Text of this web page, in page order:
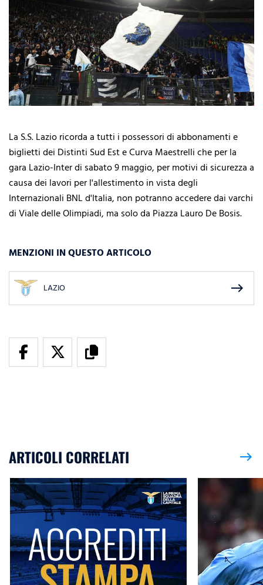
La S.S. Lazio ricorda a tutti i possessori di abbonamenti e
biglietti dei Distinti Sud Est e Curva Maestrelli che per la
gara Lazio-Inter di sabato 9 maggio, per motivi di sicurezza a
causa dei lavori per l'allestimento in vista degli
Internazionali BNL d'Italia, non potranno accedere dai varchi
di Viale delle Olimpiadi, ma solo da Piazza Lauro De Bosis.
MENZIONI IN QUESTO ARTICOLO
LAZIO east
ARTICOLI CORRELATI east